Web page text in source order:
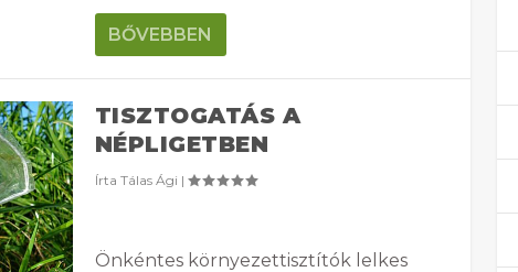
BŐVEBBEN
TISZTOGATÁS A
NÉPLIGETBEN
Írta Tálas Ági |
Önkéntes környezettisztítók lelkes